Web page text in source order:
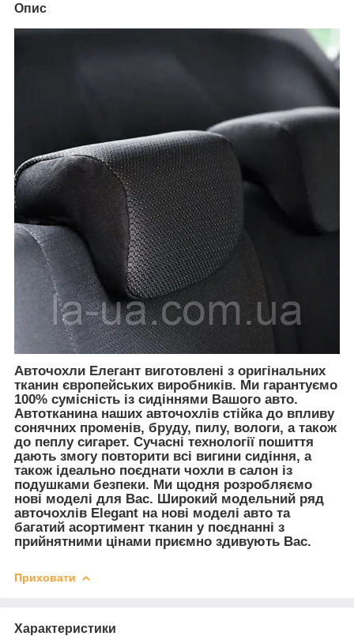
Опис
Авточохли Елегант виготовлені з оригінальних
тканин європейських виробників. Ми гарантуємо
100% сумісність із сидіннями Вашого авто.
Автотканина наших авточохлів стійка до впливу
сонячних променів, бруду, пилу, вологи, а також
до пеплу сигарет. Сучасні технології пошиття
дають змогу повторити всі вигини сидіння, а
також ідеально поєднати чохли в салон із
подушками безпеки. Ми щодня розробляємо
нові моделі для Вас. Широкий модельний ряд
авточохлів Elegant на нові моделі авто та
багатий асортимент тканин у поєднанні з
прийнятними цінами приємно здивують Вас.
Приховати
Характеристики